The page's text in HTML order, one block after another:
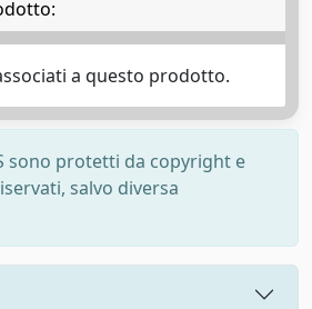
a questo prodotto.
sono protetti da copyright e
salvo diversa